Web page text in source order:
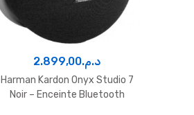
د.م.2.899,00
Harman Kardon Onyx Studio 7
Noir – Enceinte Bluetooth